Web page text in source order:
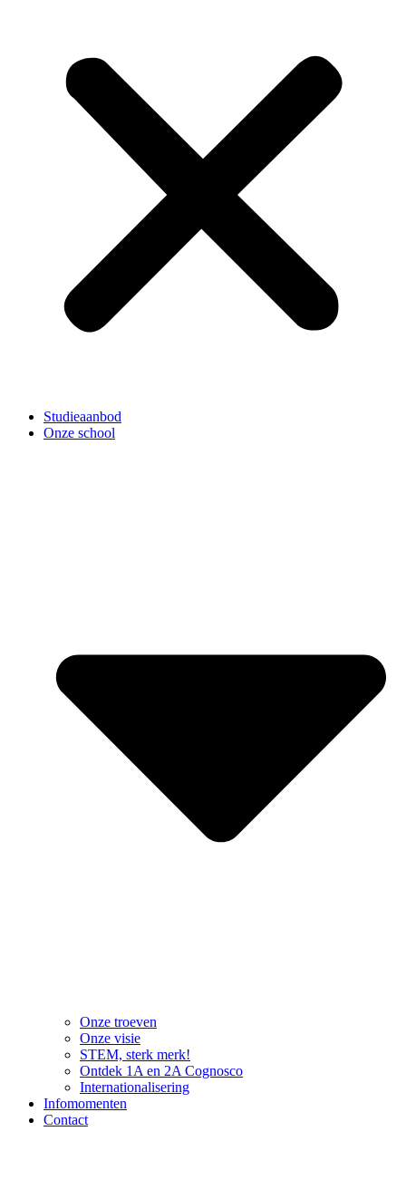
Studieaanbod
Onze school
Onze troeven
Onze visie
STEM, sterk merk!
Ontdek 1A en 2A Cognosco
Internationalisering
Infomomenten
Contact